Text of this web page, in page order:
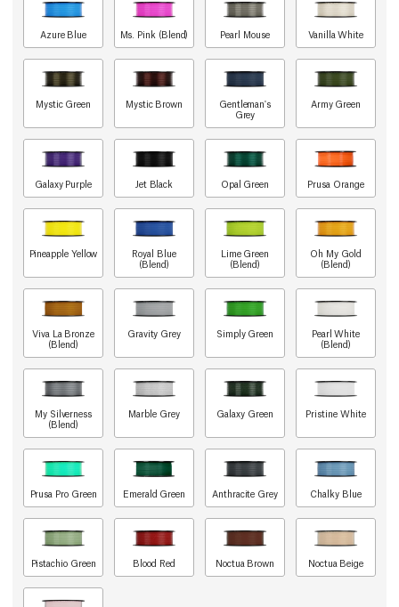
Azure Blue Ms. Pink (Blend) Pearl Mouse Vanilla White
Mystic Green Mystic Brown
Gentleman's
Grey
Army Green
Galaxy Purple Jet Black Opal Green Prusa Orange
Pineapple Yellow
Royal Blue
(Blend)
Lime Green
(Blend)
Oh My Gold
(Blend)
Viva La Bronze
(Blend)
Gravity Grey Simply Green
Pearl White
(Blend)
My Silverness
(Blend)
Marble Grey Galaxy Green Pristine White
Prusa Pro Green Emerald Green Anthracite Grey Chalky Blue
Pistachio Green Blood Red Noctua Brown Noctua Beige